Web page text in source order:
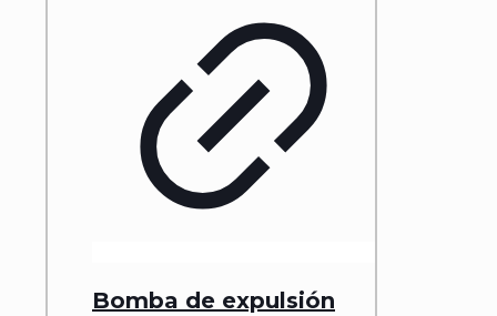
Bomba de expulsión